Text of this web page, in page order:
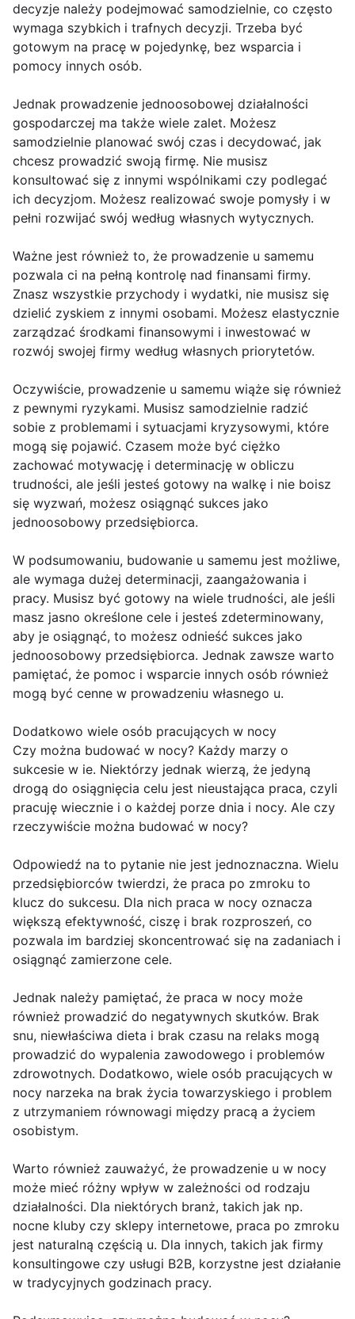
decyzje należy podejmować samodzielnie, co często
wymaga szybkich i trafnych decyzji. Trzeba być
gotowym na pracę w pojedynkę, bez wsparcia i
pomocy innych osób.
Jednak prowadzenie jednoosobowej działalności
gospodarczej ma także wiele zalet. Możesz
samodzielnie planować swój czas i decydować, jak
chcesz prowadzić swoją firmę. Nie musisz
konsultować się z innymi wspólnikami czy podlegać
ich decyzjom. Możesz realizować swoje pomysły i w
pełni rozwijać swój według własnych wytycznych.
Ważne jest również to, że prowadzenie u samemu
pozwala ci na pełną kontrolę nad finansami firmy.
Znasz wszystkie przychody i wydatki, nie musisz się
dzielić zyskiem z innymi osobami. Możesz elastycznie
zarządzać środkami finansowymi i inwestować w
rozwój swojej firmy według własnych priorytetów.
Oczywiście, prowadzenie u samemu wiąże się również
z pewnymi ryzykami. Musisz samodzielnie radzić
sobie z problemami i sytuacjami kryzysowymi, które
mogą się pojawić. Czasem może być ciężko
zachować motywację i determinację w obliczu
trudności, ale jeśli jesteś gotowy na walkę i nie boisz
się wyzwań, możesz osiągnąć sukces jako
jednoosobowy przedsiębiorca.
W podsumowaniu, budowanie u samemu jest możliwe,
ale wymaga dużej determinacji, zaangażowania i
pracy. Musisz być gotowy na wiele trudności, ale jeśli
masz jasno określone cele i jesteś zdeterminowany,
aby je osiągnąć, to możesz odnieść sukces jako
jednoosobowy przedsiębiorca. Jednak zawsze warto
pamiętać, że pomoc i wsparcie innych osób również
mogą być cenne w prowadzeniu własnego u.
Dodatkowo wiele osób pracujących w nocy
Czy można budować w nocy? Każdy marzy o
sukcesie w ie. Niektórzy jednak wierzą, że jedyną
drogą do osiągnięcia celu jest nieustająca praca, czyli
pracuję wiecznie i o każdej porze dnia i nocy. Ale czy
rzeczywiście można budować w nocy?
Odpowiedź na to pytanie nie jest jednoznaczna. Wielu
przedsiębiorców twierdzi, że praca po zmroku to
klucz do sukcesu. Dla nich praca w nocy oznacza
większą efektywność, ciszę i brak rozproszeń, co
pozwala im bardziej skoncentrować się na zadaniach i
osiągnąć zamierzone cele.
Jednak należy pamiętać, że praca w nocy może
również prowadzić do negatywnych skutków. Brak
snu, niewłaściwa dieta i brak czasu na relaks mogą
prowadzić do wypalenia zawodowego i problemów
zdrowotnych. Dodatkowo, wiele osób pracujących w
nocy narzeka na brak życia towarzyskiego i problem
z utrzymaniem równowagi między pracą a życiem
osobistym.
Warto również zauważyć, że prowadzenie u w nocy
może mieć różny wpływ w zależności od rodzaju
działalności. Dla niektórych branż, takich jak np.
nocne kluby czy sklepy internetowe, praca po zmroku
jest naturalną częścią u. Dla innych, takich jak firmy
konsultingowe czy usługi B2B, korzystne jest działanie
w tradycyjnych godzinach pracy.